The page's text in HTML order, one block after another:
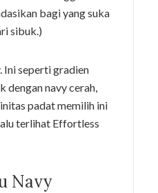
bagi yang suka
sibuk.)
Ini seperti gradien
dengan navy cerah,
padat memilih ini
terlihat Effortless
Navy